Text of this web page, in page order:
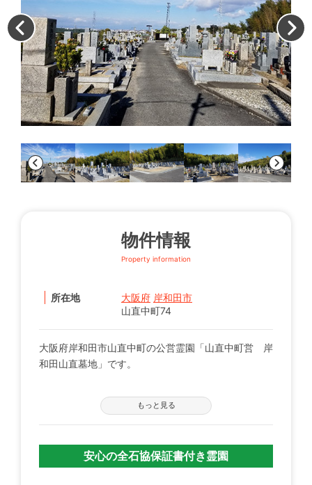
物件情報
Property information
所在地 大阪府 岸和田市
山直中町74
大阪府岸和田市山直中町の公営霊園「山直中町営 岸
和田山直墓地」です。
数年前に新設された区画でとてもきれいで見はらしも
町墓地ですが、市外、町外の方でも購入可能となって
おります（但し区画は残りわずか）。
もっと見る
安心の全石協保証書付き霊園